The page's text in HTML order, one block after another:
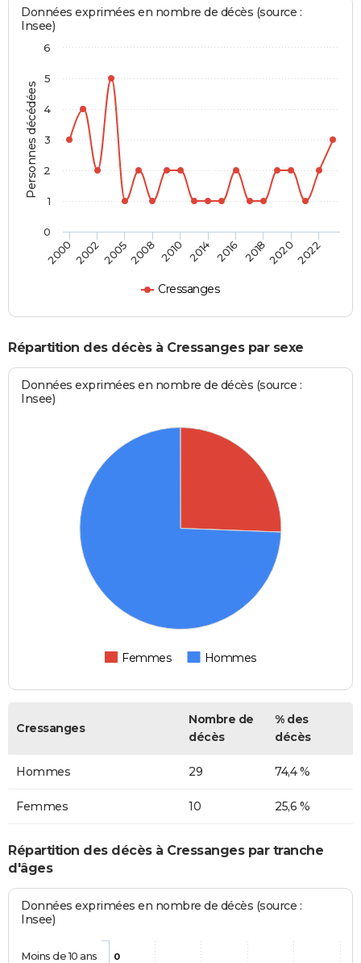
Personnes décédées
Données exprimées en nombre de décès (source :
Insee)
Cressanges
2000200220052008 2010 2014 2016 201820202022
0
1
2
3
4
5
6
Répartition des décès à Cressanges par sexe
Données exprimées en nombre de décès (source :
Insee)
Femmes Hommes
Cressanges
Nombre de
décès
% des
décès
Hommes 29 74,4 %
Femmes 10 25,6 %
Répartition des décès à Cressanges par tranche
d'âges
Données exprimées en nombre de décès (source :
Insee)
0
Moins de 10 ans